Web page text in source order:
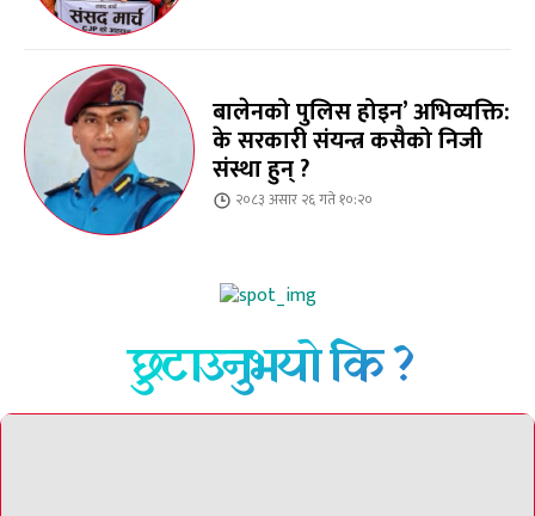
बालेनको पुलिस होइन’ अभिव्यक्ति:
के सरकारी संयन्त्र कसैको निजी
संस्था हुन् ?
२०८३ असार २६ गते १०:२०
छुटाउनुभयो कि ?